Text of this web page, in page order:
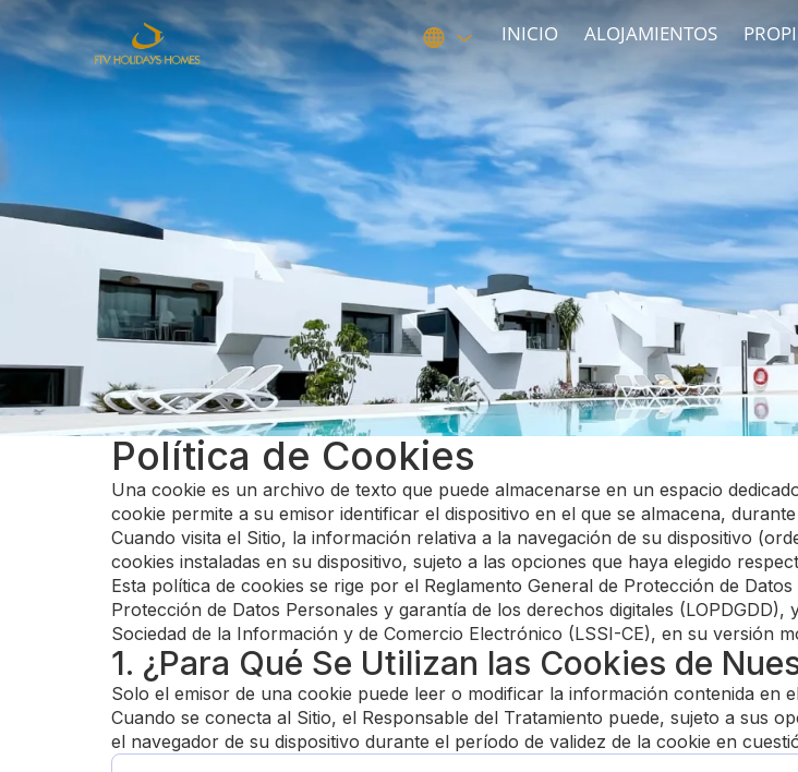
INICIO ALOJAMIENTOS
Política de Cookies
Una cookie es un archivo de texto que puede almacenarse en un espacio
cookie permite a su emisor identificar el dispositivo en el que se almacena,
Cuando visita el Sitio, la información relativa a la navegación de su dispositivo
cookies instaladas en su dispositivo, sujeto a las opciones que haya elegido
Esta política de cookies se rige por el Reglamento General de Protección de
Protección de Datos Personales y garantía de los derechos digitales
Sociedad de la Información y de Comercio Electrónico (LSSI-CE), en su versión
1. ¿Para Qué Se Utilizan las Cookies de
Solo el emisor de una cookie puede leer o modificar la información contenida en
Cuando se conecta al Sitio, el Responsable del Tratamiento puede, sujeto a sus
el navegador de su dispositivo durante el período de validez de la cookie en